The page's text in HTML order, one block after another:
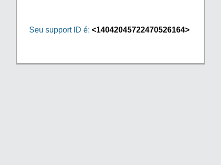
Seu support ID é: <14042045722470526164>